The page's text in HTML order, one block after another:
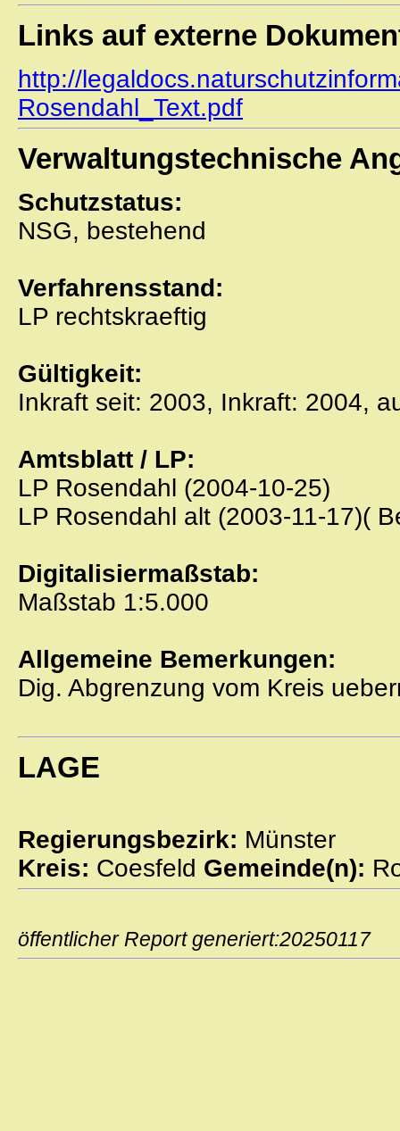
Links auf externe
http://
Rosendahl_Text.pdf
Verwaltungstechnische
Schutzstatus:
NSG, bestehend
Verfahrensstand:
LP rechtskraeftig
Gültigkeit:
Inkraft seit: 2003, Inkraft: 2004,
Amtsblatt / LP:
LP Rosendahl (2004-10-25)
LP Rosendahl alt (2003-11-17)(
Digitalisiermaßstab:
Maßstab 1:5.000
Allgemeine Bemerkungen:
Dig. Abgrenzung vom Kreis
LAGE
Regierungsbezirk: Münster
Kreis: Coesfeld Gemeinde(n):
öffentlicher Report